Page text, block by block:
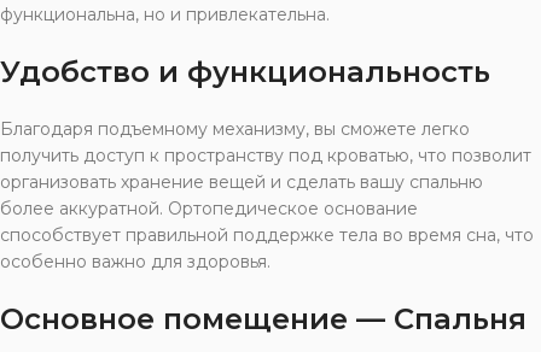
функциональна, но и привлекательна.
Удобство и функциональность
Благодаря подъемному механизму, вы сможете легко
получить доступ к пространству под кроватью, что позволит
организовать хранение вещей и сделать вашу спальню
более аккуратной. Ортопедическое основание
способствует правильной поддержке тела во время сна, что
особенно важно для здоровья.
Основное помещение — Спальня